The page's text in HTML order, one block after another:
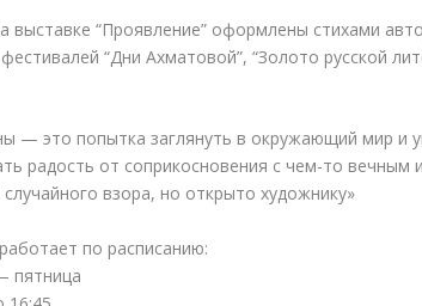
выставке “Проявление” оформлены стихами
“Дни Ахматовой”, “Золото русской
— это попытка заглянуть в окружающий мир и
радость от соприкосновения с чем-то вечным
взора, но открыто художнику»
по расписанию:
пятница